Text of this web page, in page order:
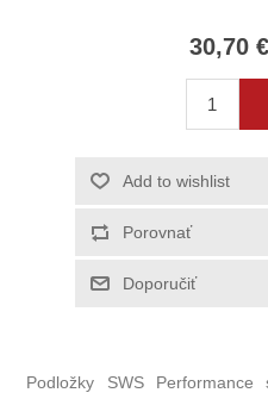
30,70
Podložky SWS